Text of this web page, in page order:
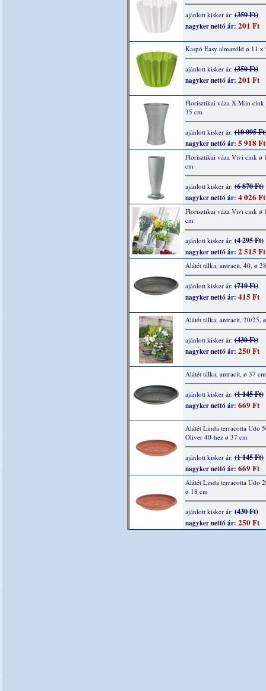
ajánlott kisker ár:(350 Ft)
nagyker nettó ár: 201 Ft
Kaspó Easy almazöld ø 11 x
ajánlott kisker ár:(350 Ft)
nagyker nettó ár: 201 Ft
Florisztikai váza X-Män
35 cm
ajánlott kisker ár:(10 095
nagyker nettó ár: 5 918 Ft
Florisztikai váza Vivi cink ø
cm
ajánlott kisker ár:(6 870 Ft)
nagyker nettó ár: 4 026 Ft
Florisztikai váza Vivi cink ø
cm
ajánlott kisker ár:(4 295 Ft)
nagyker nettó ár: 2 515 Ft
Alátét tálka, antracit, 40, ø
ajánlott kisker ár:(710 Ft)
nagyker nettó ár: 415 Ft
Alátét tálka, antracit, 20/25,
ajánlott kisker ár:(430 Ft)
nagyker nettó ár: 250 Ft
Alátét tálka, antracit, ø 37 cm
ajánlott kisker ár:(1 145 Ft)
nagyker nettó ár: 669 Ft
Alátét Linda terracotta Udo
Oliver 40-hez ø 37 cm
ajánlott kisker ár:(1 145 Ft)
nagyker nettó ár: 669 Ft
Alátét Linda terracotta Udo
ø 18 cm
ajánlott kisker ár:(430 Ft)
nagyker nettó ár: 250 Ft